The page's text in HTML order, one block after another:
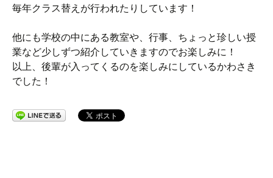
毎年クラス替えが行われたりしています！
他にも学校の中にある教室や、行事、ちょっと珍しい授
業など少しずつ紹介していきますのでお楽しみに！
以上、後輩が入ってくるのを楽しみにしているかわさき
でした！